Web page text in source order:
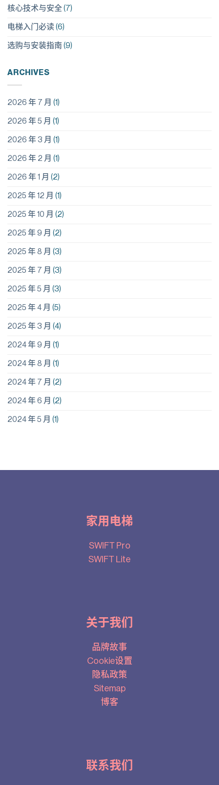
核心技术与安全(7)
电梯入门必读 (6)
选购与安装指南 (9)
ARCHIVES
2026 年 7 月 (1)
2026 年 5 月 (1)
2026 年 3 月 (1)
2026 年 2 月 (1)
2026 年 1 月 (2)
2025 年 12 月 (1)
2025 年 10 月 (2)
2025 年 9 月 (2)
2025 年 8 月 (3)
2025 年 7 月 (3)
2025 年 5 月 (3)
2025 年 4 月 (5)
2025 年 3 月 (4)
2024 年 9 月 (1)
2024 年 8 月 (1)
2024 年 7 月 (2)
2024 年 6 月 (2)
2024 年 5 月 (1)
家用电梯
SWIFT Pro
SWIFT Lite
关于我们
品牌故事
Cookie设置
隐私政策
Sitemap
博客
联系我们